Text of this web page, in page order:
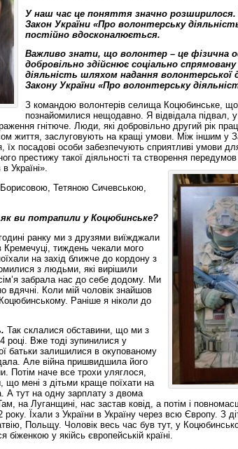
У наш час це поняття значно розширилося.
Закон України «Про волонтерську
постійно вдосконалюється.
Важливо знати, що волонтер – це фізична
добровільно здійснює соціально
діяльність шляхом надання
Закону України «Про волонтерську
З командою волонтерів селища Коцюбинське, що
познайомилися нещодавно. Я відвідала підвал,
гнітюче. Люди, які добровільно другий рік
життя, заслуговують на кращі умови. Між іншим у
посадові особи забезпечують сприятливі умови
престижу такої діяльності та створення передумов
Україні».
Тетяною Сичевською,
як ви потрапили у Коцюбинське?
ранку ми з друзями виїжджали
Кремечуці, тиждень чекали мого
на захід ближче до кордону з
з людьми, які вирішили
забрала нас до себе додому. Ми
вдячні. Коли мій чоловік знайшов
Раніше я ніколи до
Так склалися обставини, що ми з
році. Вже тоді зупинилися у
батьки залишилися в окупованому
Але війна пришвидшила його
Потім наче все трохи уляглося,
мені з дітьми краще поїхати на
А тут на одну зарплату з двома
на Луганщині, нас застав ковід, а потім і
Їхали з України в Україну через всю Європу. З
Польщу. Чоловік весь час був тут, у
у якійсь європейській країні.